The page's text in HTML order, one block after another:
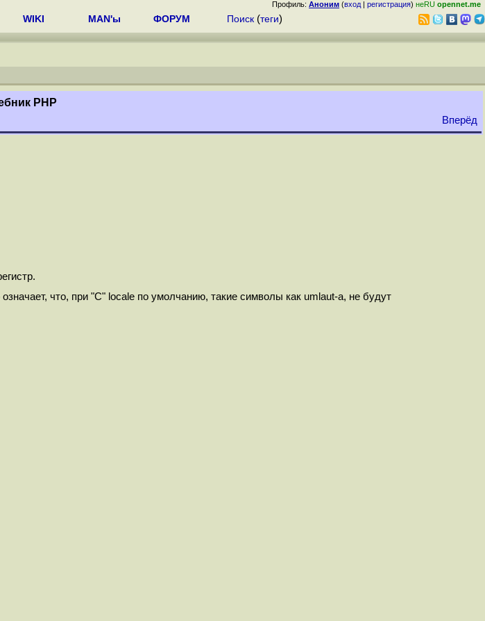
Профиль: Аноним (вход | регистрация) неRU opennet.me
WIKI MAN'ы ФОРУМ Поиск (теги)
РНР
Вперёд
что, при "C" locale по умолчанию, такие символы как umlaut-a, не будут